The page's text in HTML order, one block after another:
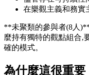
在樂觀主義和務實
**未聚類的參與者(8人
麼持有獨特的觀點組合,
確的模式。
為什麼這很重要